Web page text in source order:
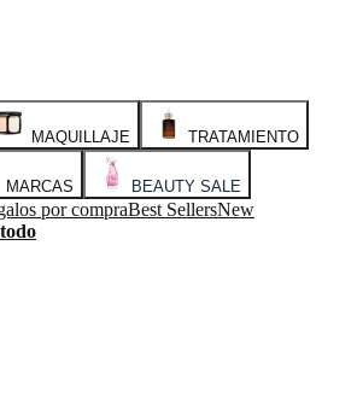
MAQUILLAJE TRATAMIENTO
MARCAS BEAUTY SALE
por compraBest SellersNew